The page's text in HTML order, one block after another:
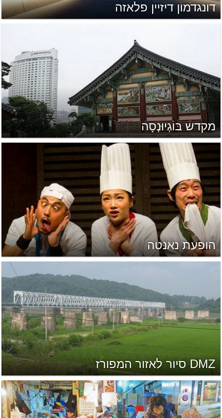
דונגדמון דיזיין פלאזה
מקדש בּוֹגְיוּנְסָה
הופעת נאנטה
DMZ סיור לאזור המפורז